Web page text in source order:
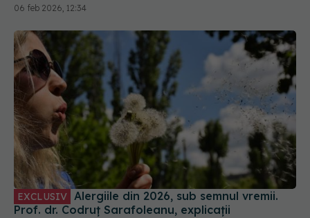
06 feb 2026, 12:34
EXCLUSIV
Prof. dr. Codruț Sarafoleanu, explicații